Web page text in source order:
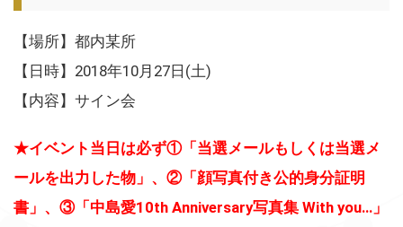
【場所】都内某所
【日時】2018年10月27日(土)
【内容】サイン会
★イベント当日は必ず①「当選メールもしくは当選メ
ールを出力した物」、②「顔写真付き公的身分証明
書」、③「中島愛10th Anniversary写真集 With you…」